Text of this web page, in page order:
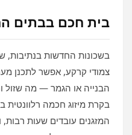
בית חכם בבתים
בשכונות החדשות בנתיבות,
צמודי קרקע, אפשר לתכנן
הבנייה או הגמר — מה שזול
בקרת מיזוג חכמה
המזגנים עובדים שעות